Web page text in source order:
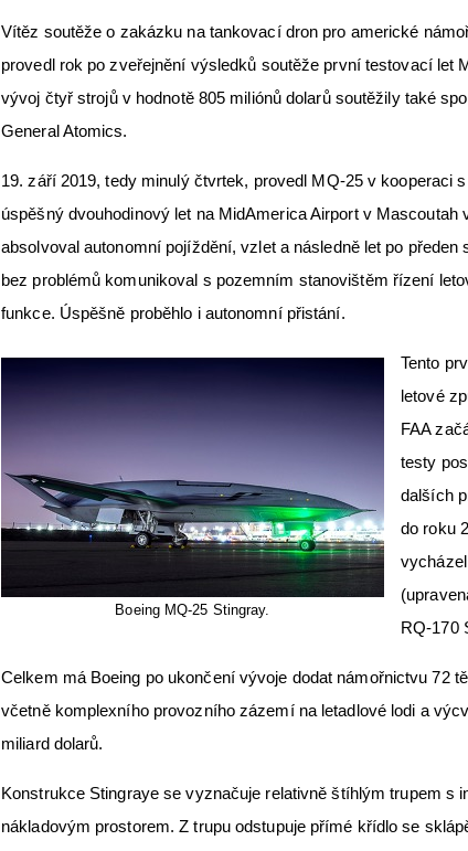
Vítěz soutěže o zakázku na tankovací dron pro americké
provedl rok po zveřejnění výsledků soutěže první testovací let
vývoj čtyř strojů v hodnotě 805 miliónů dolarů soutěžily také
General Atomics.
19. září 2019, tedy minulý čtvrtek, provedl MQ-25 v kooperaci
úspěšný dvouhodinový let na MidAmerica Airport v Mascoutah
absolvoval autonomní pojíždění, vzlet a následně let po předen
bez problémů komunikoval s pozemním stanovištěm řízení
funkce. Úspěšně proběhlo i autonomní přistání.
Boeing MQ-25 Stingray.
Tento
letové
FAA
testy
dalších
do roku
RQ-170
Celkem má Boeing po ukončení vývoje dodat námořnictvu 72
včetně komplexního provozního zázemí na letadlové lodi a
miliard dolarů.
Konstrukce Stingraye se vyznačuje relativně štíhlým trupem s
nákladovým prostorem. Z trupu odstupuje přímé křídlo se